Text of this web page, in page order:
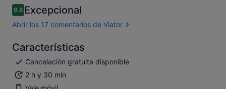
9.89.8 sobre 10
Excepcional
Abrir los 17 comentarios de Viator
Características
Cancelación gratuita disponible
2 h y 30 min